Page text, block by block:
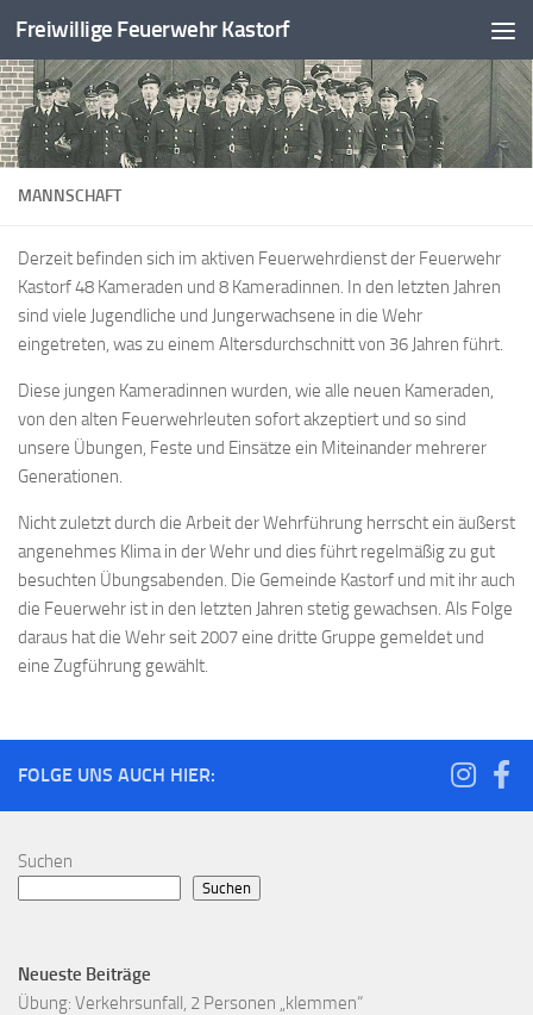
Zum Inhalt springen
Freiwillige Feuerwehr Kastorf
MANNSCHAFT
Derzeit befinden sich im aktiven Feuerwehrdienst der Feuerwehr
Kastorf 48 Kameraden und 8 Kameradinnen. In den letzten Jahren
sind viele Jugendliche und Jungerwachsene in die Wehr
eingetreten, was zu einem Altersdurchschnitt von 36 Jahren führt.
Diese jungen Kameradinnen wurden, wie alle neuen Kameraden,
von den alten Feuerwehrleuten sofort akzeptiert und so sind
unsere Übungen, Feste und Einsätze ein Miteinander mehrerer
Generationen.
Nicht zuletzt durch die Arbeit der Wehrführung herrscht ein äußerst
angenehmes Klima in der Wehr und dies führt regelmäßig zu gut
besuchten Übungsabenden. Die Gemeinde Kastorf und mit ihr auch
die Feuerwehr ist in den letzten Jahren stetig gewachsen. Als Folge
daraus hat die Wehr seit 2007 eine dritte Gruppe gemeldet und
eine Zugführung gewählt.
FOLGE UNS AUCH HIER:
Suchen
Suchen
Neueste Beiträge
Übung: Verkehrsunfall, 2 Personen „klemmen“